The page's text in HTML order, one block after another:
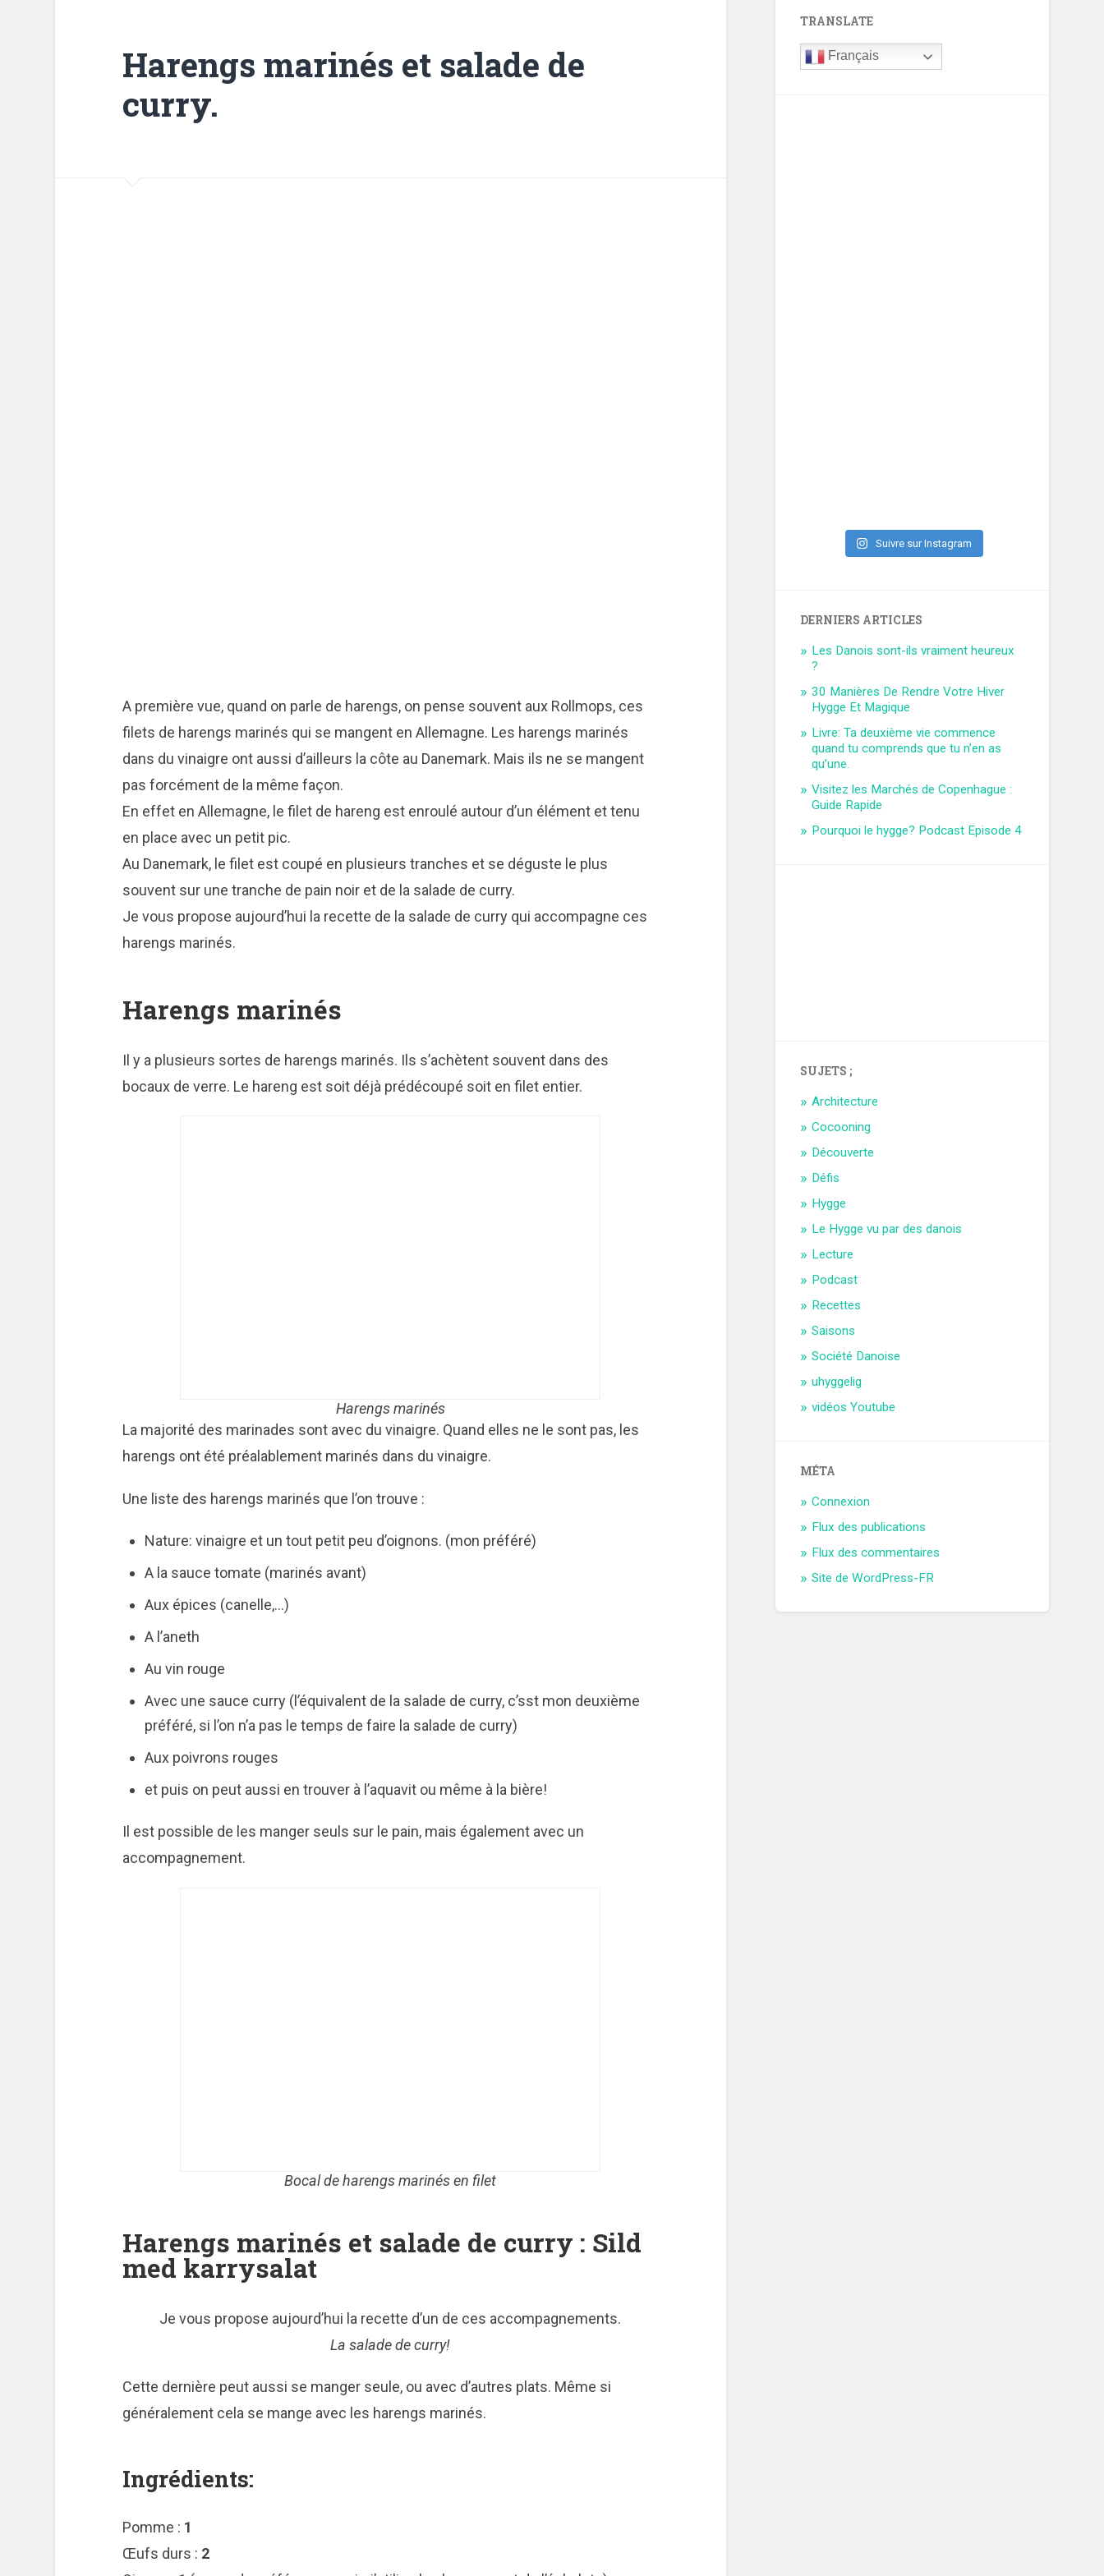
Harengs marinés et salade de
curry.
A première vue, quand on parle de harengs, on pense souvent aux Rollmops, ces
filets de harengs marinés qui se mangent en Allemagne. Les harengs marinés
dans du vinaigre ont aussi d’ailleurs la côte au Danemark. Mais ils ne se mangent
pas forcément de la même façon.
En effet en Allemagne, le filet de hareng est enroulé autour d’un élément et tenu
en place avec un petit pic.
Au Danemark, le filet est coupé en plusieurs tranches et se déguste le plus
souvent sur une tranche de pain noir et de la salade de curry.
Je vous propose aujourd’hui la recette de la salade de curry qui accompagne ces
harengs marinés.
Harengs marinés
Il y a plusieurs sortes de harengs marinés. Ils s’achètent souvent dans des
bocaux de verre. Le hareng est soit déjà prédécoupé soit en filet entier.
Harengs marinés
La majorité des marinades sont avec du vinaigre. Quand elles ne le sont pas, les
harengs ont été préalablement marinés dans du vinaigre.
Une liste des harengs marinés que l’on trouve :
Nature: vinaigre et un tout petit peu d’oignons. (mon préféré)
A la sauce tomate (marinés avant)
Aux épices (canelle,…)
A l’aneth
Au vin rouge
Avec une sauce curry (l’équivalent de la salade de curry, c’sst mon deuxième
préféré, si l’on n’a pas le temps de faire la salade de curry)
Aux poivrons rouges
et puis on peut aussi en trouver à l’aquavit ou même à la bière!
Il est possible de les manger seuls sur le pain, mais également avec un
accompagnement.
Bocal de harengs marinés en filet
Harengs marinés et salade de curry : Sild
med karrysalat
Je vous propose aujourd’hui la recette d’un de ces accompagnements.
La salade de curry!
Cette dernière peut aussi se manger seule, ou avec d’autres plats. Même si
généralement cela se mange avec les harengs marinés.
Ingrédients:
Pomme : 1
Œufs durs : 2
TRANSLATE
Français
Suivre sur Instagram
DERNIERS ARTICLES
Les Danois sont-ils vraiment heureux
?
30 Manières De Rendre Votre Hiver
Hygge Et Magique
Livre: Ta deuxième vie commence
quand tu comprends que tu n’en as
qu’une.
Visitez les Marchés de Copenhague :
Guide Rapide
Pourquoi le hygge? Podcast Episode 4
SUJETS ;
Architecture
Cocooning
Découverte
Défis
Hygge
Le Hygge vu par des danois
Lecture
Podcast
Recettes
Saisons
Société Danoise
uhyggelig
vidéos Youtube
MÉTA
Connexion
Flux des publications
Flux des commentaires
Site de WordPress-FR